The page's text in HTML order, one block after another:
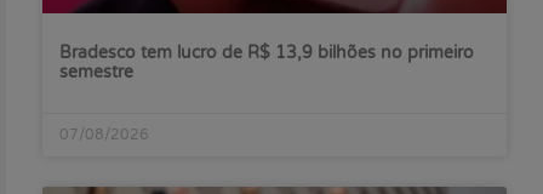
Bradesco tem lucro de R$ 13,9 bilhões no primeiro
semestre
07/08/2026